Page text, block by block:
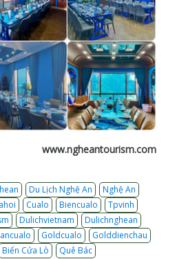
www.ngheantourism.com
Du Lịch Nghệ An
Nghệ An
Cualo Biencualo
Tpvinh
Dulichvietnam
Dulichnghean
Goldcualo
Golddienchau
Biển Cửa Lò
Quê Bác